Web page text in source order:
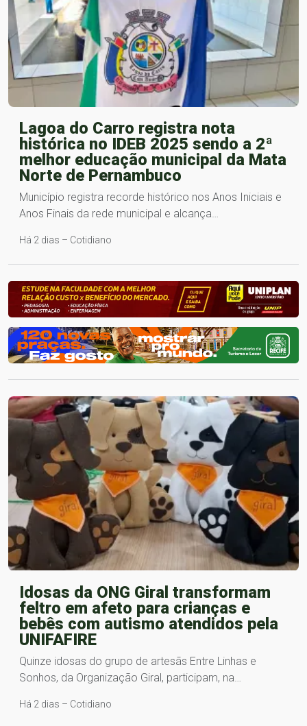
Lagoa do Carro registra nota
histórica no IDEB 2025 sendo a 2ª
melhor educação municipal da Mata
Norte de Pernambuco
Município registra recorde histórico nos Anos Iniciais e
Anos Finais da rede municipal e alcança…
Há 2 dias – Cotidiano
Idosas da ONG Giral transformam
feltro em afeto para crianças e
bebês com autismo atendidos pela
UNIFAFIRE
Quinze idosas do grupo de artesãs Entre Linhas e
Sonhos, da Organização Giral, participam, na…
Há 2 dias – Cotidiano